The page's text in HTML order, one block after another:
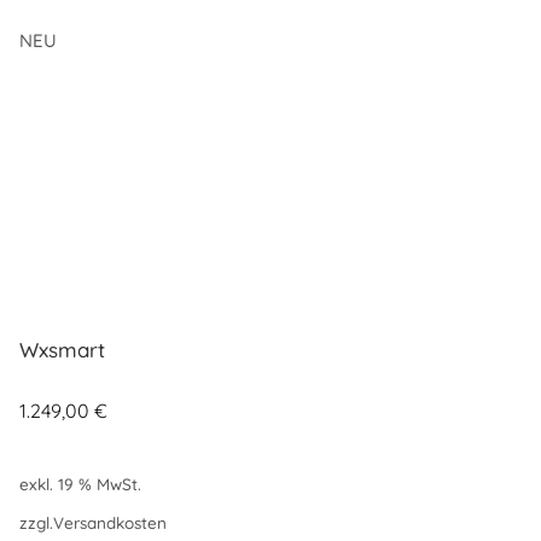
NEU
Wxsmart
1.249,00 €
exkl. 19 % MwSt.
zzgl.Versandkosten